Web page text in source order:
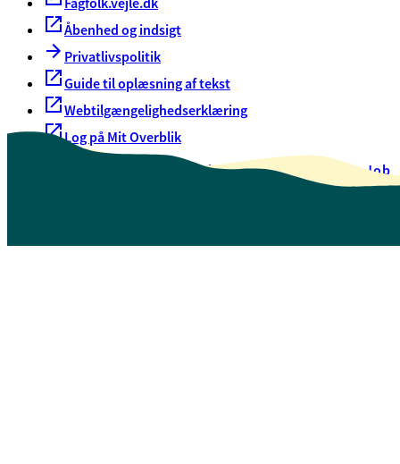
Åbenhed og indsigt
Privatlivspolitik
Guide til oplæsning af tekst
Webtilgængelighedserklæring
Log på Mit Overblik
Oversigt over selvbetjeningJob